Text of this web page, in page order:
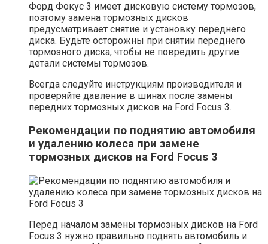
Форд Фокус 3 имеет дисковую систему тормозов,
поэтому замена тормозных дисков
предусматривает снятие и установку переднего
диска. Будьте осторожны при снятии переднего
тормозного диска, чтобы не повредить другие
детали системы тормозов.
Всегда следуйте инструкциям производителя и
проверяйте давление в шинах после замены
передних тормозных дисков на Ford Focus 3.
Рекомендации по поднятию автомобиля
и удалению колеса при замене
тормозных дисков на Ford Focus 3
Перед началом замены тормозных дисков на Ford
Focus 3 нужно правильно поднять автомобиль и